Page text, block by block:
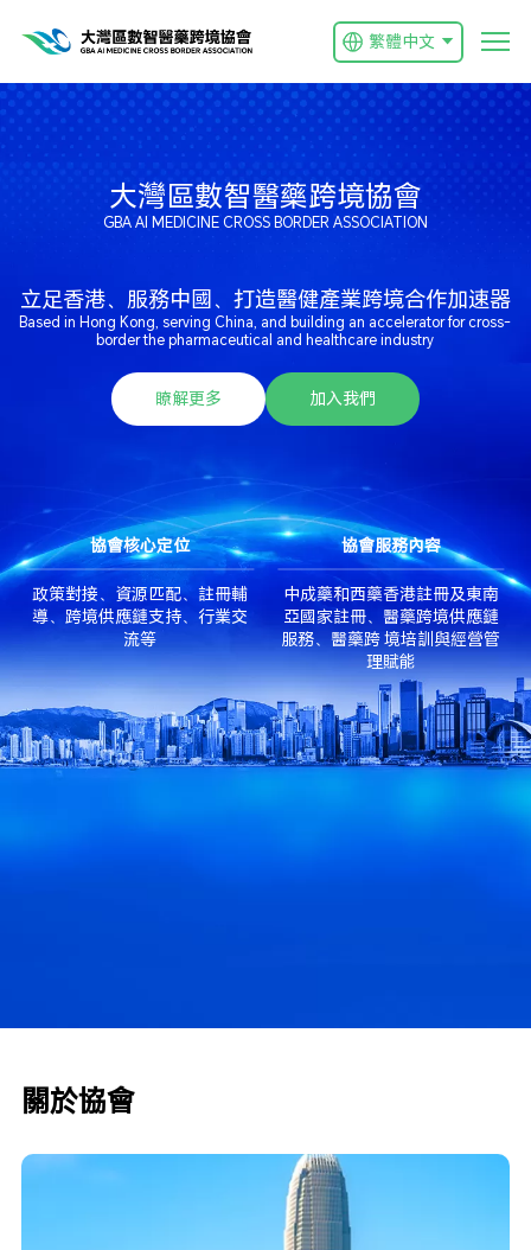
繁體中文
大灣區數智醫藥跨境協會
GBA AI MEDICINE CROSS BORDER ASSOCIATION
立足香港、服務中國、打造醫健產業跨境合作加速器
Based in Hong Kong, serving China, and building an accelerator for cross-
border the pharmaceutical and healthcare industry
瞭解更多 加入我們
協會核心定位
政策對接、資源匹配、註冊輔
導、跨境供應鏈支持、行業交
流等
協會服務內容
中成藥和西藥香港註冊及東南
亞國家註冊、醫藥跨境供應鏈
服務、醫藥跨 境培訓與經營管
理賦能
關於協會